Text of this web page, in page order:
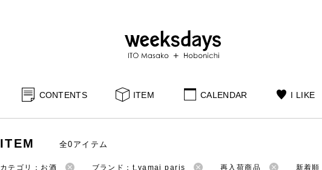
CONTENTS ITEM CALENDAR I LIKE
ITEM 全0アイテム
カテゴリ：お酒 ブランド：t.yamai paris 再入荷商品 新着順